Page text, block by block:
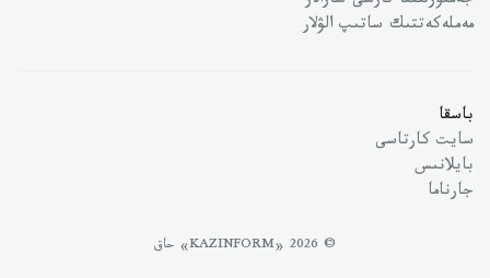
مەملەكەتتىك ساتىپ الۋلار
باسقا
سايت كارتاسى
بايلانىس
جارناما
© 2026 «KAZINFORM» حاق